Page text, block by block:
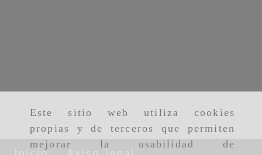
Este sitio web utiliza cookies
propias y de terceros que permiten
mejorar la usabilidad de